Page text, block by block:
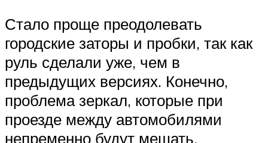
Стало проще преодолевать
городские заторы и пробки, так как
руль сделали уже, чем в
предыдущих версиях. Конечно,
проблема зеркал, которые при
проезде между автомобилями
непременно будут мешать,